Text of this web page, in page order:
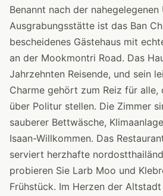
Benannt nach der nahegelegenen
Ausgrabungsstätte ist das Ban
bescheidenes Gästehaus mit
an der Mookmontri Road. Das
Jahrzehnten Reisende, und sein
Charme gehört zum Reiz für
über Politur stellen. Die Zimmer
sauberer Bettwäsche,
Isaan-Willkommen. Das
serviert herzhafte
probieren Sie Larb Moo und
Frühstück. Im Herzen der